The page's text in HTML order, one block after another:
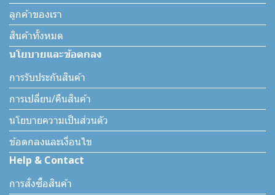
ลูกค้าของเรา
สินค้าทั้งหมด
นโยบายและข้อตกลง
การรับประกันสินค้า
การเปลี่ยน/คืนสินค้า
นโยบายความเป็นส่วนตัว
ข้อตกลงและเงื่อนไข
Help & Contact
การสั่งซื้อสินค้า